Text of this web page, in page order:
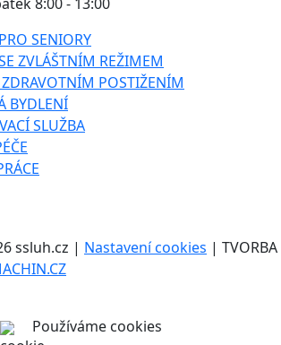
SENIORY
ZVLÁŠTNÍM REŽIMEM
ZDRAVOTNÍM POSTIŽENÍM
BYDLENÍ
SLUŽBA
ssluh.cz | Nastavení cookies | TVORBA
Používáme cookies